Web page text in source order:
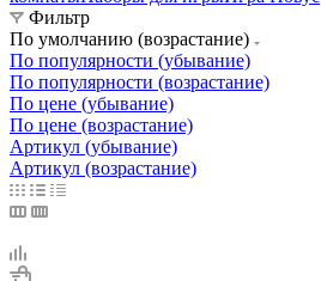
Фильтр
По умолчанию (возрастание)
По популярности (убывание)
По популярности (возрастание)
По цене (убывание)
По цене (возрастание)
Артикул (убывание)
Артикул (возрастание)